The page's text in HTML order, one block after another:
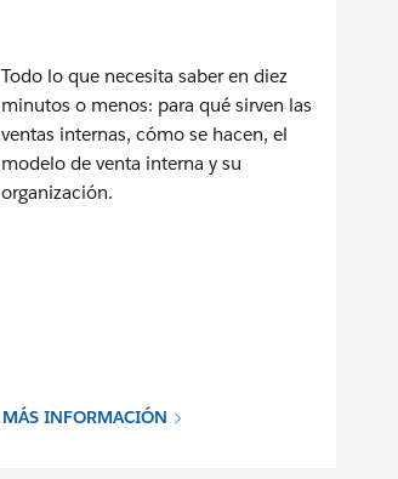
Todo lo que necesita saber en diez
minutos o menos: para qué sirven las
ventas internas, cómo se hacen, el
modelo de venta interna y su
organización.
MÁS INFORMACIÓN